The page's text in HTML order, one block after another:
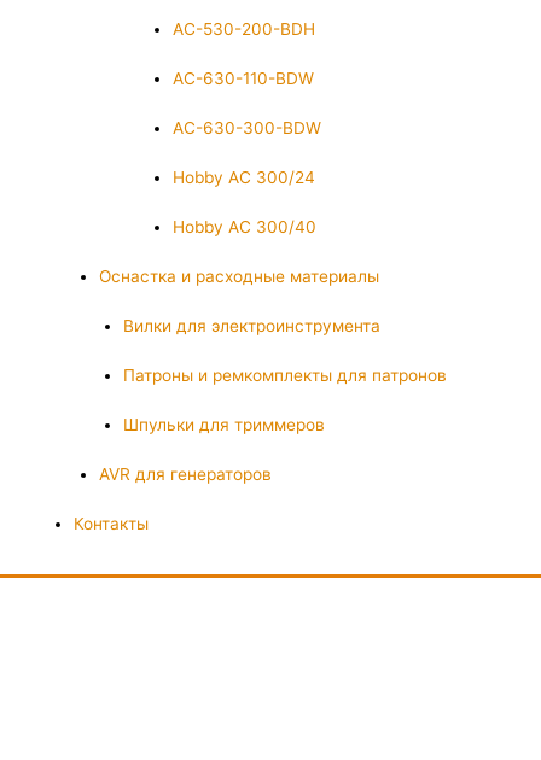
AC-530-200-BDH
AC-630-110-BDW
AC-630-300-BDW
Hobby AC 300/24
Hobby AC 300/40
Оснастка и расходные материалы
Вилки для электроинструмента
Патроны и ремкомплекты для патронов
Шпульки для триммеров
AVR для генераторов
Контакты